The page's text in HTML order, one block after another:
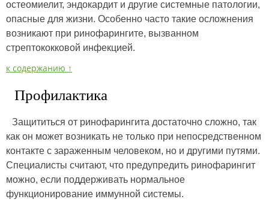
остеомиелит, эндокардит и другие системные патологии,
опасные для жизни. Особенно часто такие осложнения
возникают при ринофарингите, вызванном
стрептококковой инфекцией.
к содержанию ↑
Профилактика
Защититься от ринофарингита достаточно сложно, так
как он может возникать не только при непосредственном
контакте с зараженным человеком, но и другими путями.
Специалисты считают, что предупредить ринофарингит
можно, если поддерживать нормальное
функционирование иммунной системы.